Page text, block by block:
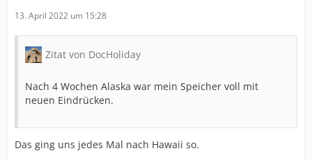
13. April 2022 um 15:28
Zitat von DocHoliday
Nach 4 Wochen Alaska war mein Speicher voll mit
neuen Eindrücken.
Das ging uns jedes Mal nach Hawaii so.